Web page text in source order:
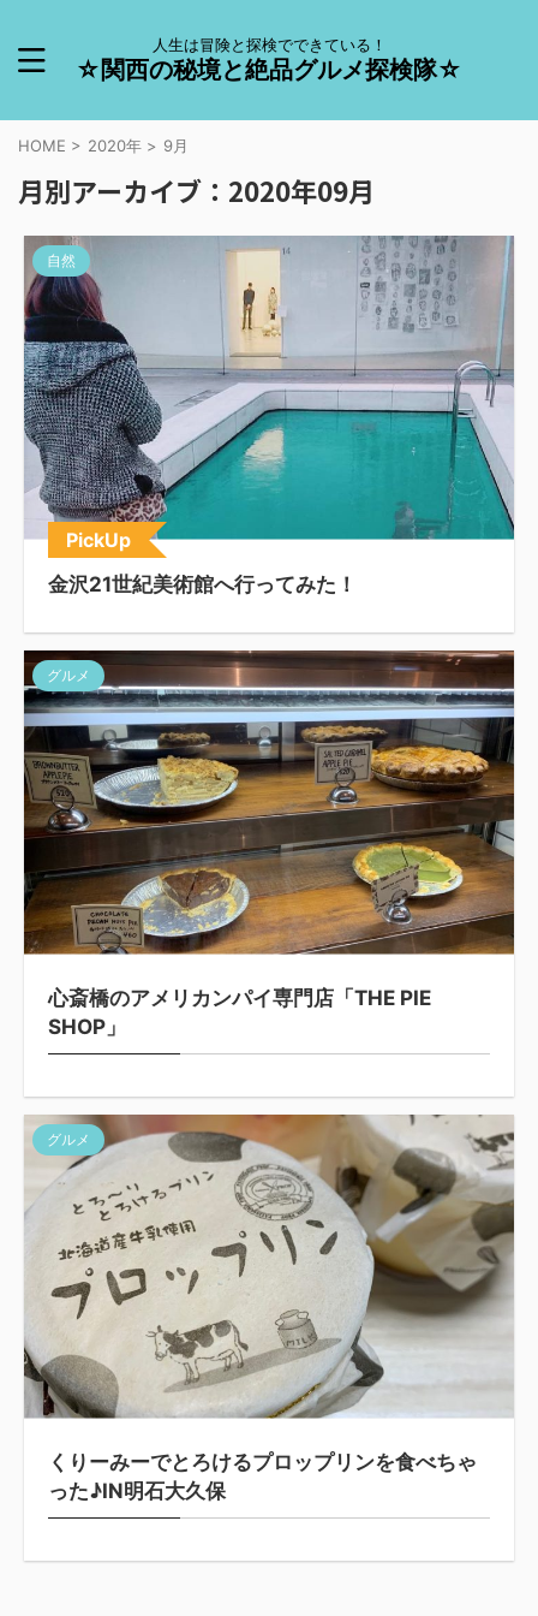
人生は冒険と探検でできている！
☆関西の秘境と絶品グルメ探検隊☆
HOME > 2020年 > 9月
月別アーカイブ：2020年09月
自然
PickUp
金沢21世紀美術館へ行ってみた！
グルメ
心斎橋のアメリカンパイ専門店「THE PIE
SHOP」
グルメ
くりーみーでとろけるプロップリンを食べちゃ
った♪IN明石大久保